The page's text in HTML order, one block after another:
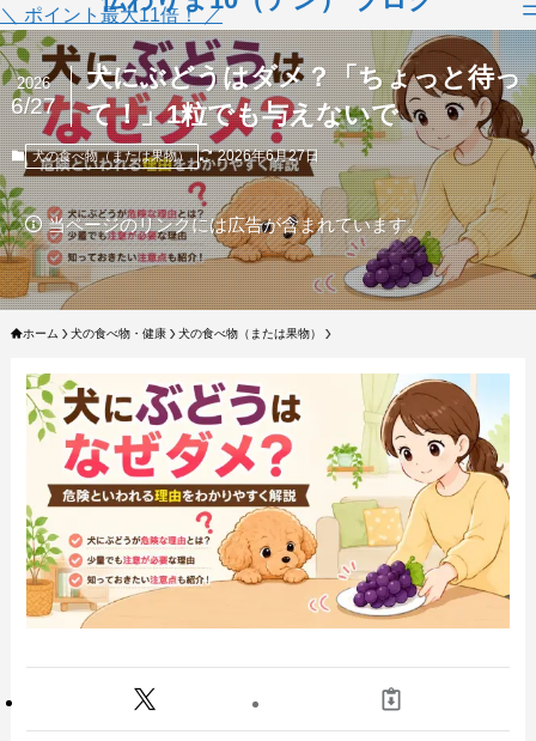
＼ ポイント最大11倍！ ／
犬にぶどうはダメ？「ちょっと待っ
て！」1粒でも与えないで
2026
6/27
犬の食べ物（または果物） 2026年6月27日
当ページのリンクには広告が含まれています。
ホーム 犬の食べ物・健康 犬の食べ物（または果物）